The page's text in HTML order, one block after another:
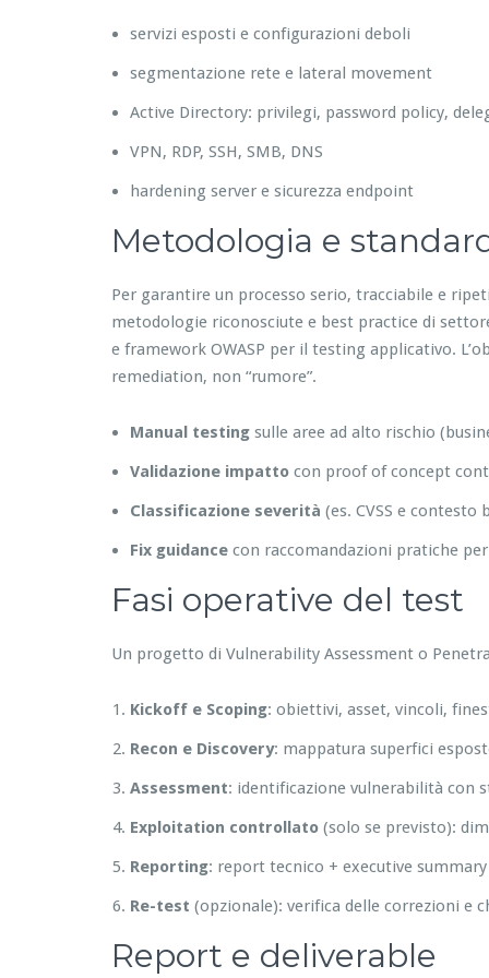
servizi esposti e configurazioni deboli
segmentazione rete e lateral movement
Active Directory: privilegi, password policy,
VPN, RDP, SSH, SMB, DNS
hardening server e sicurezza endpoint
Metodologia e
Per garantire un processo serio, tracciabile e
metodologie riconosciute e best practice di
e framework OWASP per il testing applicativo.
remediation, non “rumore”.
Manual testing sulle aree ad alto rischio
Validazione impatto con proof of concept
Classificazione severità (es. CVSS e contesto
Fix guidance con raccomandazioni pratiche
Fasi operative del test
Un progetto di Vulnerability Assessment o
Kickoff e Scoping: obiettivi, asset, vincoli,
Recon e Discovery: mappatura superfici
Assessment: identificazione vulnerabilità con
Exploitation controllato (solo se previsto):
Reporting: report tecnico + executive
Re-test (opzionale): verifica delle correzioni e
Report e deliverable